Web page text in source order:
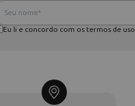
Eu li e concordo com os termos de uso